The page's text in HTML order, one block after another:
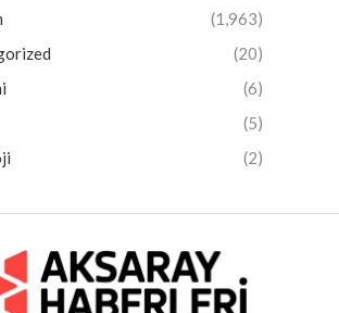
(1,963)
(20)
(6)
(5)
(2)